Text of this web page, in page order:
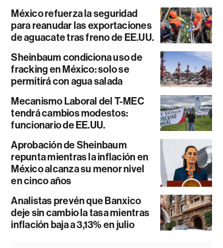
México refuerza la seguridad
para reanudar las exportaciones
de aguacate tras freno de EE.UU.
Sheinbaum condiciona uso de
fracking en México: solo se
permitirá con agua salada
Mecanismo Laboral del T-MEC
tendrá cambios modestos:
funcionario de EE.UU.
Aprobación de Sheinbaum
repunta mientras la inflación en
México alcanza su menor nivel
en cinco años
Analistas prevén que Banxico
deje sin cambio la tasa mientras
inflación baja a 3,13% en julio